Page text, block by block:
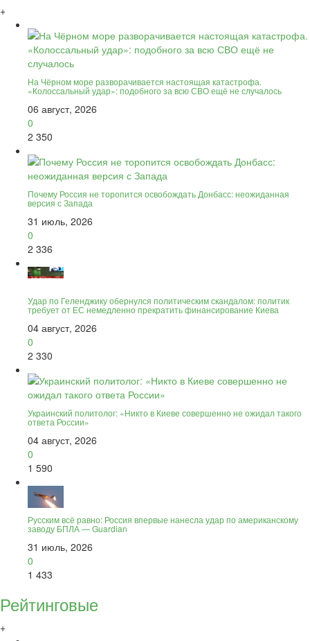
+
На Чёрном море разворачивается настоящая катастрофа.
«Колоссальный удар»: подобного за всю СВО ещё не случалось
06 август, 2026
0
2 350
Почему Россия не торопится освобождать Донбасс: неожиданная
версия с Запада
31 июль, 2026
0
2 336
Удар по Геленджику обернулся политическим скандалом: политик
требует от ЕС немедленно прекратить финансирование Киева
04 август, 2026
0
2 330
Украинский политолог: «Никто в Киеве совершенно не ожидал такого
ответа России»
04 август, 2026
0
1 590
Русским всё равно: Россия впервые нанесла удар по американскому
заводу БПЛА — Guardian
31 июль, 2026
0
1 433
Рейтинговые
+